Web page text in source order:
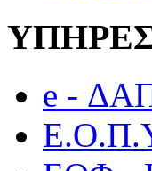
e -